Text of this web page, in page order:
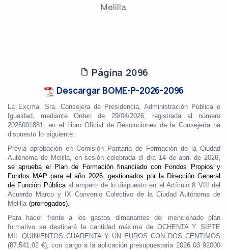
Melilla.
Página 2096
Descargar BOME-P-2026-2096
La Excma. Sra. Consejera de Presidencia, Administración Pública e
Igualdad, mediante Orden de 29/04/2026, registrada al número
2026001881, en el Libro Oficial de Resoluciones de la Consejería ha
dispuesto lo siguiente:
Previa aprobación en Comisión Paritaria de Formación de la Ciudad
Autónoma de Melilla, en sesión celebrada el día 14 de abril de 2026,
se aprueba el Plan de Formación financiado con Fondos Propios y
Fondos MAP para el año 2026, gestionados por la Dirección General
de Función Pública al amparo de lo dispuesto en el Artículo 8 VIII del
Acuerdo Marco y IX Convenio Colectivo de la Ciudad Autónoma de
Melilla (prorrogados).
Para hacer frente a los gastos dimanantes del mencionado plan
formativo se destinará la cantidad máxima de OCHENTA Y SIETE
MIL QUINIENTOS CUARENTA Y UN EUROS CON DOS CÉNTIMOS
(87.541,02 €), con cargo a la aplicación presupuestaria 2026 03 92000